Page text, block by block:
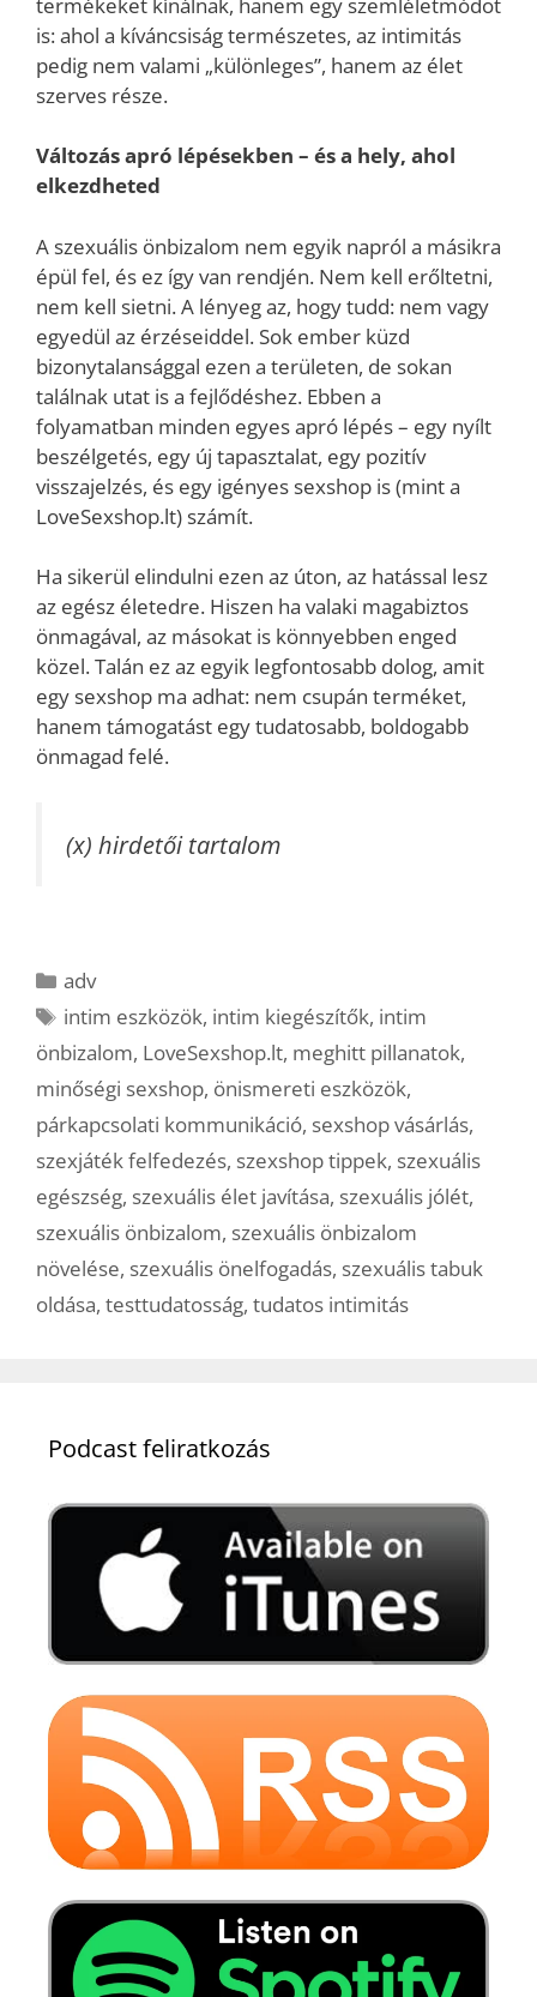
is: ahol a kíváncsiság természetes, az intimitás
pedig nem valami „különleges”, hanem az élet
szerves része.
Változás apró lépésekben – és a hely, ahol
elkezdheted
A szexuális önbizalom nem egyik napról a másikra
épül fel, és ez így van rendjén. Nem kell erőltetni,
nem kell sietni. A lényeg az, hogy tudd: nem vagy
egyedül az érzéseiddel. Sok ember küzd
bizonytalansággal ezen a területen, de sokan
találnak utat is a fejlődéshez. Ebben a
folyamatban minden egyes apró lépés – egy nyílt
beszélgetés, egy új tapasztalat, egy pozitív
visszajelzés, és egy igényes sexshop is (mint a
LoveSexshop.lt) számít.
Ha sikerül elindulni ezen az úton, az hatással lesz
az egész életedre. Hiszen ha valaki magabiztos
önmagával, az másokat is könnyebben enged
közel. Talán ez az egyik legfontosabb dolog, amit
egy sexshop ma adhat: nem csupán terméket,
hanem támogatást egy tudatosabb, boldogabb
önmagad felé.
(x) hirdetői tartalom
Kategória
adv
Címkék
intim eszközök, intim kiegészítők, intim
önbizalom, LoveSexshop.lt, meghitt pillanatok,
minőségi sexshop, önismereti eszközök,
párkapcsolati kommunikáció, sexshop vásárlás,
szexjáték felfedezés, szexshop tippek, szexuális
egészség, szexuális élet javítása, szexuális jólét,
szexuális önbizalom, szexuális önbizalom
növelése, szexuális önelfogadás, szexuális tabuk
oldása, testtudatosság, tudatos intimitás
Podcast feliratkozás